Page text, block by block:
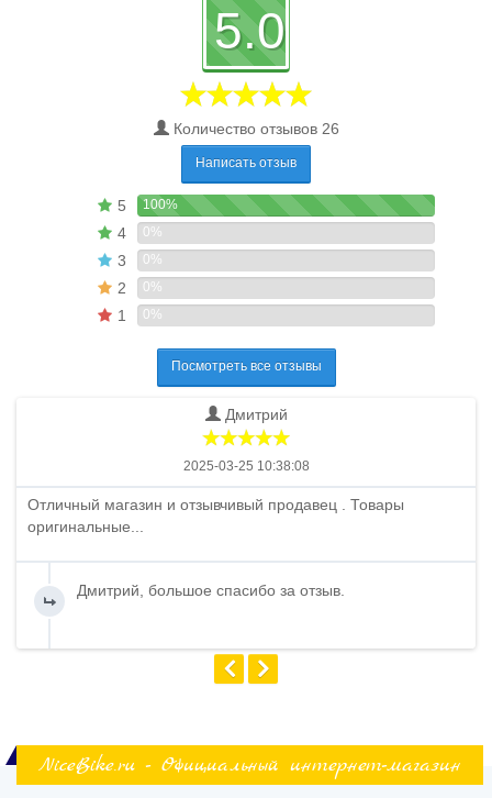
5.0
Количество отзывов 26
Написать отзыв
5 100%
4 0%
3 0%
2 0%
1 0%
Посмотреть все отзывы
Дмитрий
2025-03-25 10:38:08
Отличный магазин и отзывчивый продавец . Товары
оригинальные...
Дмитрий, большое спасибо за отзыв.
NiceBike.ru - Официальный интернет-магазин